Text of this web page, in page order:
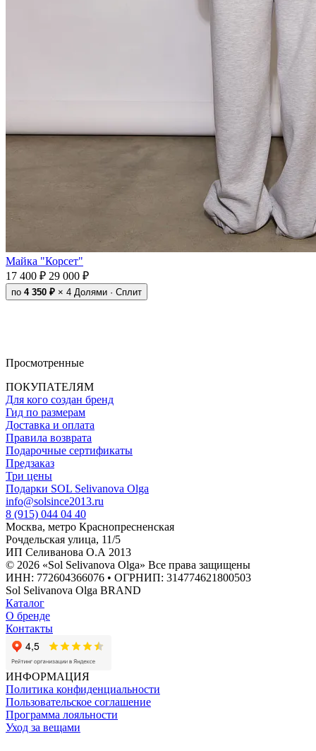
Майка "Корсет"
17 400 ₽ 29 000 ₽
по 4 350 ₽ × 4 Долями · Сплит
Просмотренные
ПОКУПАТЕЛЯМ
Для кого создан бренд
Гид по размерам
Доставка и оплата
Правила возврата
Подарочные сертификаты
Предзаказ
Три цены
Подарки SOL Selivanova Olga
info@solsince2013.ru
8 (915) 044 04 40
Москва, метро Краснопресненская
Рочдельская улица, 11/5
ИП Селиванова О.А 2013
© 2026 «Sol Selivanova Olga» Все права защищены
ИНН: 772604366076 • ОГРНИП: 314774621800503
Sol Selivanova Olga BRAND
Каталог
О бренде
Контакты
ИНФОРМАЦИЯ
Политика конфиденциальности
Пользовательское соглашение
Программа лояльности
Уход за вещами